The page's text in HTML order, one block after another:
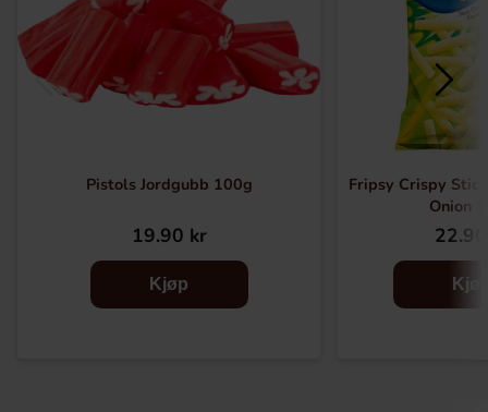
Pistols Jordgubb 100g
19.90 kr
Kjøp
Fripsy Crispy
Onion